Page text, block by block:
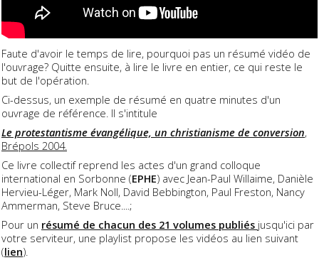
Faute d'avoir le temps de lire, pourquoi pas un résumé vidéo de
l'ouvrage? Quitte ensuite, à lire le livre en entier, ce qui reste le
but de l'opération.
Ci-dessus, un exemple de résumé en quatre minutes d'un
ouvrage de référence. Il s'intitule
Le protestantisme évangélique, un christianisme de conversion,
Brépols 2004.
Ce livre collectif reprend les actes d'un grand colloque
international en Sorbonne (EPHE) avec Jean-Paul Willaime, Danièle
Hervieu-Léger, Mark Noll, David Bebbington, Paul Freston, Nancy
Ammerman, Steve Bruce....;
Pour un résumé de chacun des 21 volumes publiés jusqu'ici par
votre serviteur, une playlist propose les vidéos au lien suivant
(lien).